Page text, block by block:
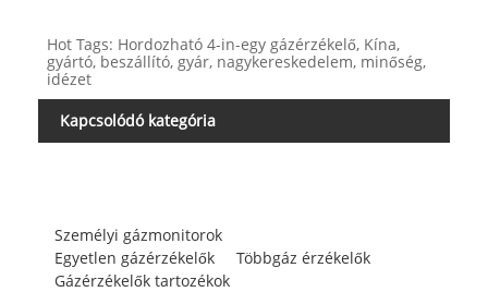
Hot Tags: Hordozható 4-in-egy gázérzékelő, Kína,
gyártó, beszállító, gyár, nagykereskedelem, minőség,
idézet
Kapcsolódó kategória
Személyi gázmonitorok
Egyetlen gázérzékelők
Többgáz érzékelők
Gázérzékelők tartozékok